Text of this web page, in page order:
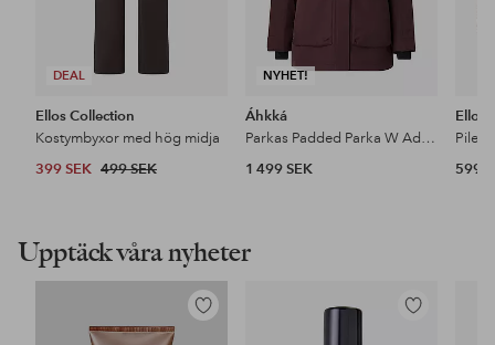
DEAL
Ellos Collection
Kostymbyxor med hög midja
399 SEK 499 SEK
NYHET!
Áhkká
Parkas Padded Parka W Adjustable Waist
1 499 SEK
Ellos
599
Upptäck våra nyheter
Lägg
Lägg